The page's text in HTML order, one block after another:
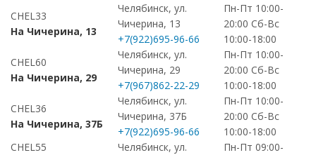
CHEL33
На Чичерина, 13
Челябинск, ул.
Чичерина, 13
+7(922)695-96-66
Пн-Пт 10:00-
20:00 Сб-Вс
10:00-18:00
CHEL60
На Чичерина, 29
Челябинск, ул.
Чичерина, 29
+7(967)862-22-29
Пн-Пт 10:00-
20:00 Сб-Вс
10:00-18:00
CHEL36
На Чичерина, 37Б
Челябинск, ул.
Чичерина, 37Б
+7(922)695-96-66
Пн-Пт 10:00-
20:00 Сб-Вс
10:00-18:00
CHEL55
Челябинск, ул.
Пн-Пт 09:00-